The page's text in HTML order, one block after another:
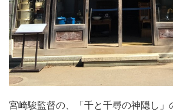
宮崎駿監督の、「千と千尋の神隠し」